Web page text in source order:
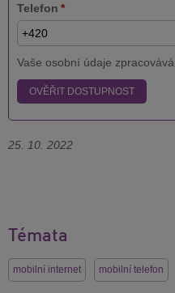
Telefon *
Vaše osobní údaje
OVĚŘIT DOSTUPNOST
25. 10. 2022
Témata
mobilní internet mobilní telefon